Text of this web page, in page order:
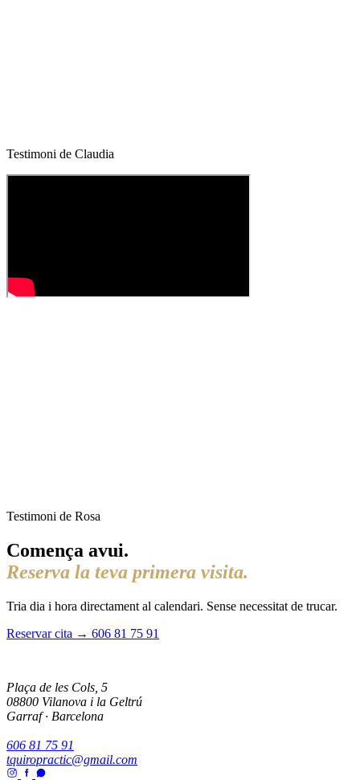
Testimoni de Claudia
Testimoni de Rosa
Comença avui.
Reserva la teva primera visita.
Tria dia i hora directament al calendari. Sense necessitat de trucar.
Reservar cita → 606 81 75 91
Plaça de les Cols, 5
08800 Vilanova i la Geltrú
Garraf · Barcelona
606 81 75 91
tquiropractic@gmail.com